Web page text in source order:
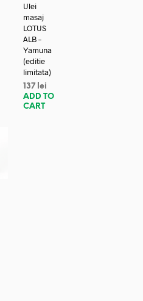
Ulei
masaj
LOTUS
ALB –
Yamuna
(editie
limitata)
137 lei
ADD TO
CART